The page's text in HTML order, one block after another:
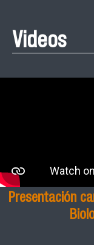
Videos
Presentación